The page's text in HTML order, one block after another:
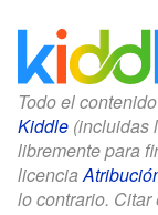
Todo el
Kiddle (incluidas
libremente para
licencia
lo contrario. Citar